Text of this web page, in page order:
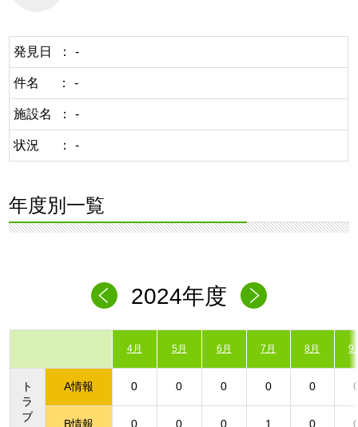
発見日 -
件名 -
施設名 -
状況 -
年度別一覧
2024年度
4月 5月 6月 7月 8月 9
ト
ラ
ブ
A情報 0 0 0 0 0
B情報 0 0 0 1 0